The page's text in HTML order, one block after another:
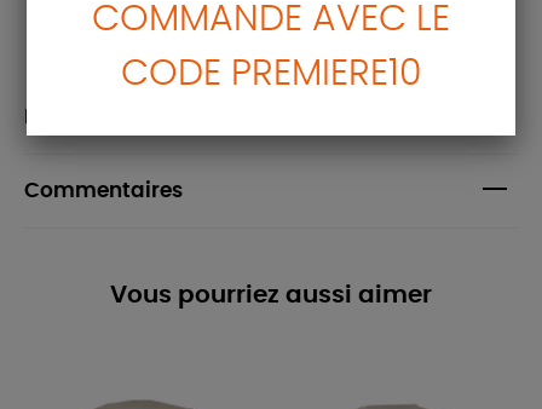
Commentaires
Vous pourriez aussi aimer
COMMANDE AVEC LE
CODE PREMIERE10